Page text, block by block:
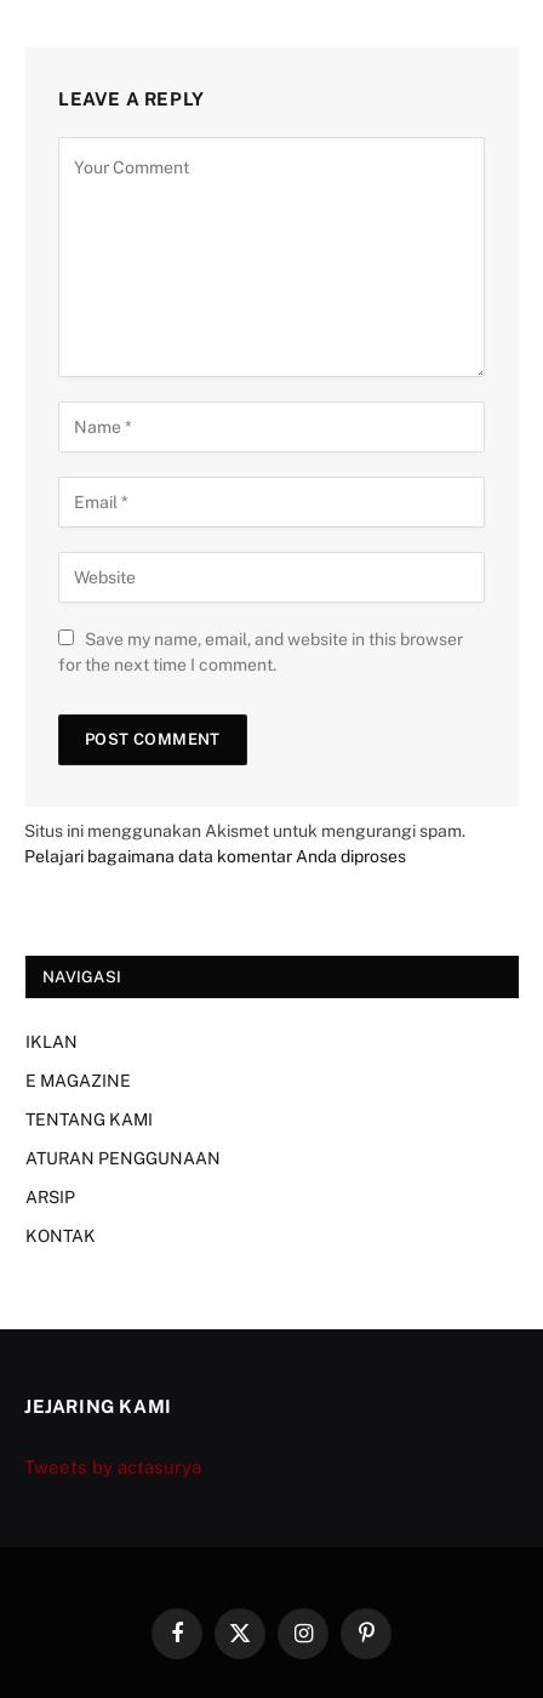
LEAVE A REPLY
Save my name, email, and website in this browser
for the next time I comment.
Situs ini menggunakan Akismet untuk mengurangi spam.
Pelajari bagaimana data komentar Anda diproses
NAVIGASI
IKLAN
E MAGAZINE
TENTANG KAMI
ATURAN PENGGUNAAN
ARSIP
KONTAK
JEJARING KAMI
Tweets by actasurya
FacebookX
InstagramPinterest